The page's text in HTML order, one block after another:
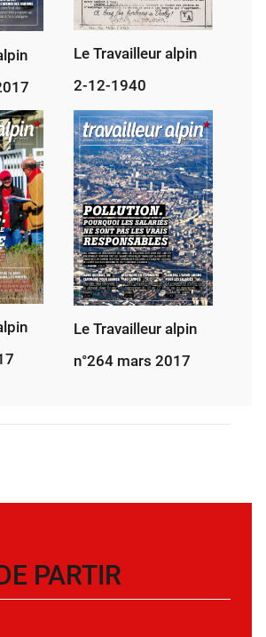
Le Travailleur alpin
2-12-1940
Le Travailleur alpin
n°264 mars 2017
PARTIR